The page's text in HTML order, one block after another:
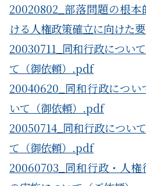
20020802_部落問題の根
ける人権政策確立に向けた
20030711_同和行政につい
て（御依頼）.pdf
20040620_同和行政につ
いて（御依頼）.pdf
20050714_同和行政につい
て（御依頼）.pdf
20060703_同和行政・人